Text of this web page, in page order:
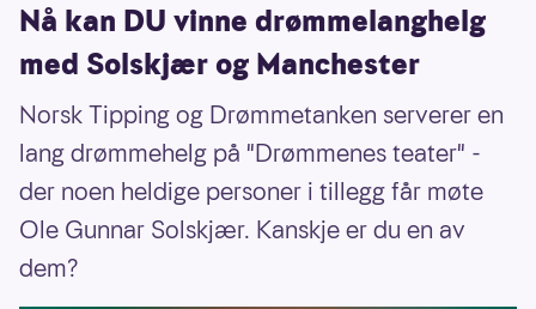
Nå kan DU vinne drømmelanghelg
med Solskjær og Manchester
Norsk Tipping og Drømmetanken serverer en
lang drømmehelg på "Drømmenes teater" -
der noen heldige personer i tillegg får møte
Ole Gunnar Solskjær. Kanskje er du en av
dem?